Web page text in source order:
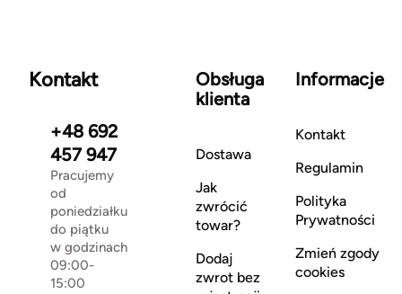
Kontakt
+48 692
457 947
Pracujemy
od
poniedziałku
do piątku
w godzinach
09:00-
15:00
Obsługa
klienta
Dostawa
Jak
zwrócić
towar?
Dodaj
zwrot bez
Informacje
Kontakt
Regulamin
Polityka
Prywatności
Zmień zgody
cookies